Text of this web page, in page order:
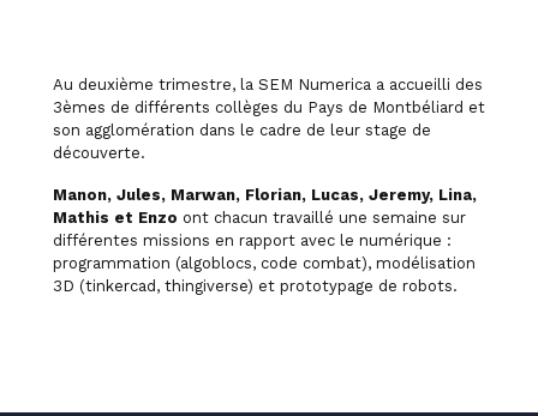
Au deuxième trimestre, la SEM Numerica a accueilli des
3èmes de différents collèges du Pays de Montbéliard et
son agglomération dans le cadre de leur stage de
découverte.
Manon, Jules, Marwan, Florian, Lucas, Jeremy, Lina,
Mathis et Enzo ont chacun travaillé une semaine sur
différentes missions en rapport avec le numérique :
programmation (algoblocs, code combat), modélisation
3D (tinkercad, thingiverse) et prototypage de robots.